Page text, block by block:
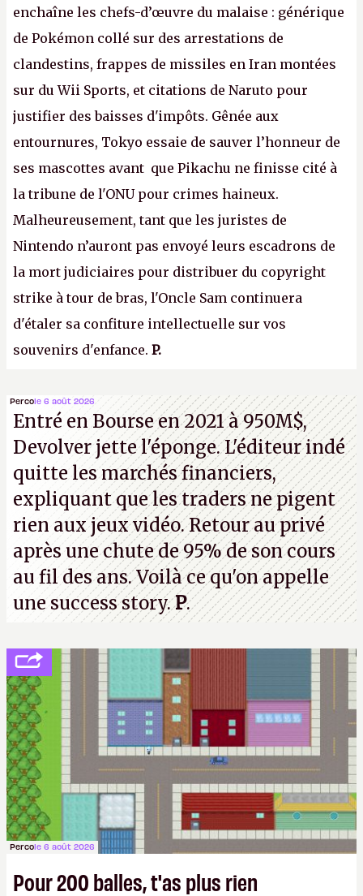
enchaîne les chefs-d’œuvre du malaise : générique
de Pokémon collé sur des arrestations de
clandestins, frappes de missiles en Iran montées
sur du Wii Sports, et citations de Naruto pour
justifier des baisses d'impôts. Gênée aux
entournures, Tokyo essaie de sauver l’honneur de
ses mascottes avant que Pikachu ne finisse cité à
la tribune de l'ONU pour crimes haineux.
Malheureusement, tant que les juristes de
Nintendo n’auront pas envoyé leurs escadrons de
la mort judiciaires pour distribuer du copyright
strike à tour de bras, l'Oncle Sam continuera
d'étaler sa confiture intellectuelle sur vos
souvenirs d'enfance. P.
Percole 6 août 2026
Entré en Bourse en 2021 à 950M$,
Devolver jette l'éponge. L'éditeur indé
quitte les marchés financiers,
expliquant que les traders ne pigent
rien aux jeux vidéo. Retour au privé
après une chute de 95% de son cours
au fil des ans. Voilà ce qu'on appelle
une success story.P.
Percole 6 août 2026
Pour 200 balles, t'as plus rien